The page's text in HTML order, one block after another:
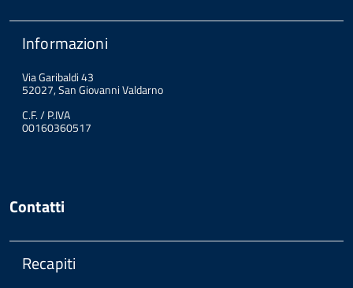
Informazioni
Via Garibaldi 43
52027, San Giovanni Valdarno
C.F. / P.IVA
00160360517
Contatti
Recapiti